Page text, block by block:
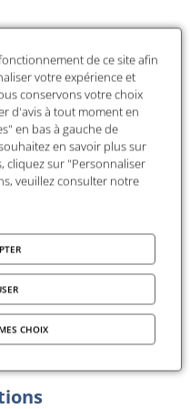
de la chaire
la justice sociale"
et l'un des
sur le Progrès
et en philosophie
des politiques
d'application
sociale, les
en santé, et la
d'économie
de ce site afin
votre expérience et
conservons votre choix
d'avis à tout moment en
en bas à gauche de
en savoir plus sur
cliquez sur "Personnaliser
veuillez consulter notre
CHOIX